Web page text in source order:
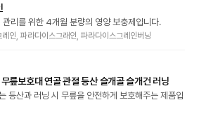
관리를 위한 4개월 분량의 영양 보충제입니다.
인, 파라다이스그래인, 파라다이스그레인버닝
릎보호대 연골 관절 등산 슬개골 슬개건 러닝
등산과 러닝 시 무릎을 안전하게 보호해주는 제품입